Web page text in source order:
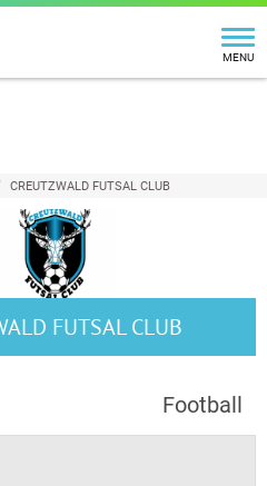
MENU
CREUTZWALD FUTSAL CLUB
FUTSAL CLUB
Football